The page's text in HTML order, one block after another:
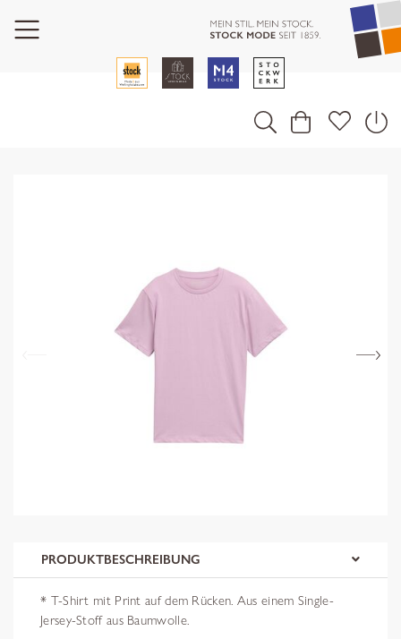
PRODUKTBESCHREIBUNG
* T-Shirt mit Print auf dem Rücken. Aus einem Single-
Jersey-Stoff aus Baumwolle.